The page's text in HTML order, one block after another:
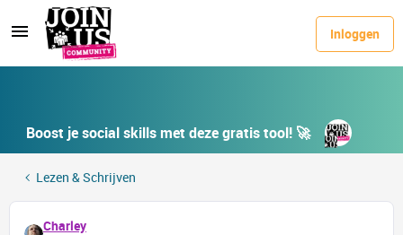
Inloggen
Boost je social skills met deze gratis tool! 🚀
Lezen & Schrijven
Charley